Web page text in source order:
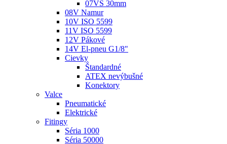
07VS 30mm
08V Namur
10V ISO 5599
11V ISO 5599
12V Pákové
14V El-pneu G1/8"
Cievky
Štandardné
ATEX nevýbušné
Konektory
Valce
Pneumatické
Elektrické
Fitingy
Séria 1000
Séria 50000